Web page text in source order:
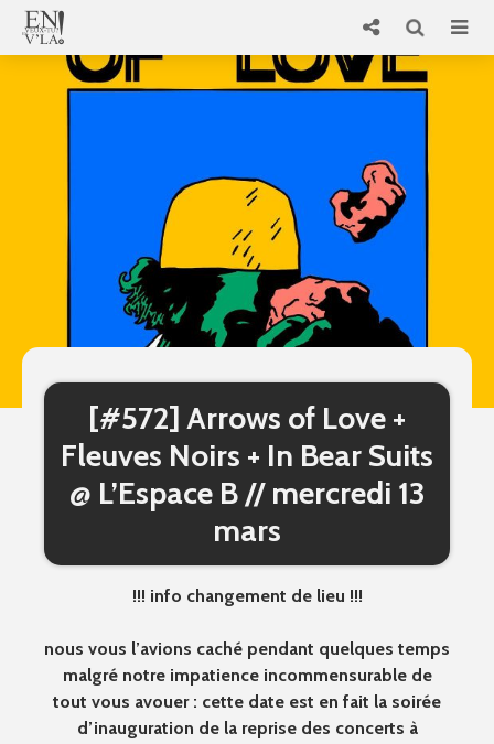
[#572] Arrows of Love +
Fleuves Noirs + In Bear Suits
@ L’Espace B // mercredi 13
mars
!!! info changement de lieu !!!
nous vous l’avions caché pendant quelques temps
malgré notre impatience incommensurable de
tout vous avouer : cette date est en fait la soirée
d’inauguration de la reprise des concerts à